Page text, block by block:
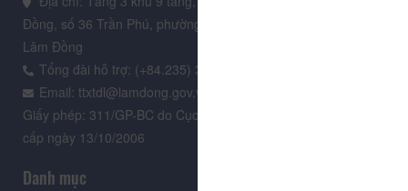
Đồng, số 36 Trần Phú, phường Xuân Hương - Đà Lạt, tỉnh
Lâm Đồng
Tổng đài hỗ trợ: (+84.235) 3.916.961
Email: ttxtdl@lamdong.gov.vn
Giấy phép: 311/GP-BC do Cục Báo chí - Bộ Văn hóa Thông tin
cấp ngày 13/10/2006
Danh mục